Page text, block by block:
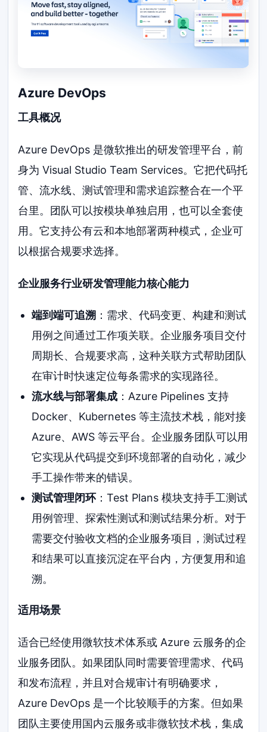
Azure DevOps
工具概况
Azure DevOps 是微软推出的研发管理平台，前
身为 Visual Studio Team Services。它把代码托
管、流水线、测试管理和需求追踪整合在一个平
台里。团队可以按模块单独启用，也可以全套使
用。它支持公有云和本地部署两种模式，企业可
以根据合规要求选择。
企业服务行业研发管理能力核心能力
端到端可追溯 ：需求、代码变更、构建和测试
用例之间通过工作项关联。企业服务项目交付
周期长、合规要求高，这种关联方式帮助团队
在审计时快速定位每条需求的实现路径。
流水线与部署集成：Azure Pipelines 支持
Docker、Kubernetes 等主流技术栈，能对接
Azure、AWS 等云平台。企业服务团队可以用
它实现从代码提交到环境部署的自动化，减少
手工操作带来的错误。
测试管理闭环：Test Plans 模块支持手工测试
用例管理、探索性测试和测试结果分析。对于
需要交付验收文档的企业服务项目，测试过程
和结果可以直接沉淀在平台内，方便复用和追
溯。
适用场景
适合已经使用微软技术体系或 Azure 云服务的企
业服务团队。如果团队同时需要管理需求、代码
和发布流程，并且对合规审计有明确要求，
Azure DevOps 是一个比较顺手的方案。但如果
团队主要使用国内云服务或非微软技术栈，集成